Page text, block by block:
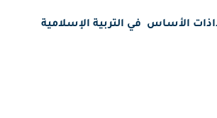
الأساس في التربية الإسلامية